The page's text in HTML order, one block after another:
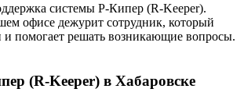
системы Р-Кипер (R-Keeper).
офисе дежурит сотрудник, который
и помогает решать возникающие вопросы.
(R-Keeper) в Хабаровске